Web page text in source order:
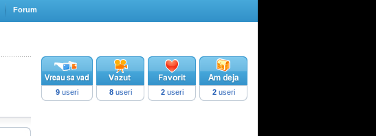
Forum
9 useri 8useri 2useri 2useri